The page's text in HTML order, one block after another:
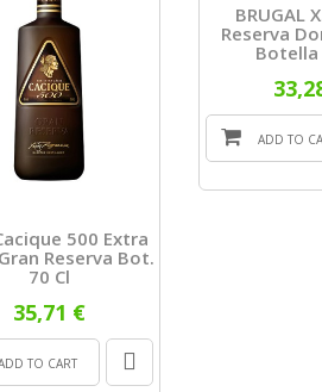
500 Extra
Reserva Bot.
70 Cl
35,71 €
TO CART
BRUGAL
Reserva
Botella
ADD TO